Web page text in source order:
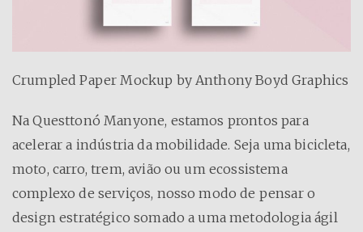
Crumpled Paper Mockup by Anthony Boyd Graphics
Na Questtonó Manyone, estamos prontos para
acelerar a indústria da mobilidade. Seja uma bicicleta,
moto, carro, trem, avião ou um ecossistema
complexo de serviços, nosso modo de pensar o
design estratégico somado a uma metodologia ágil